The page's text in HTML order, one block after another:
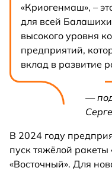
«Криогенмаш», –
для всей
высокого уровня
предприятий,
вклад в развитие
—
В 2024 году
пуск тяжёлой
«Восточный». Для